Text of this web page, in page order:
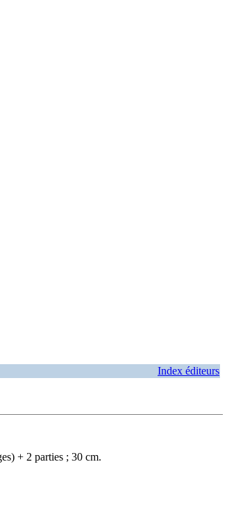
Index éditeurs
+ 2 parties ; 30 cm.